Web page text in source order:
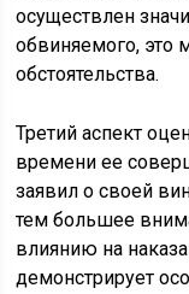
осуществлен
обвиняемого, это
обстоятельства.
Третий аспект
времени ее
заявил о своей
тем большее
влиянию на
демонстрирует